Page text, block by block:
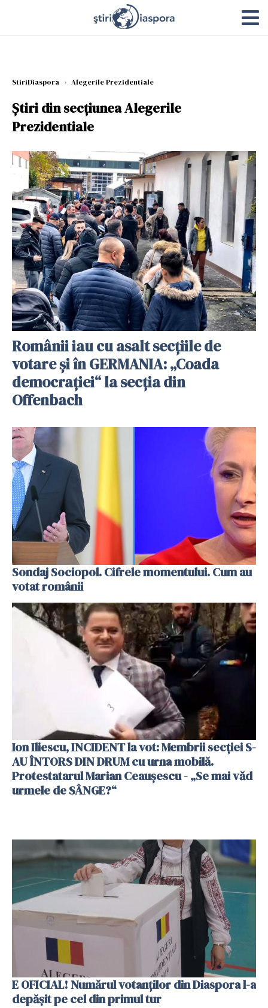
StiriDiaspora › Alegerile Prezidentiale
Știri din secțiunea Alegerile
Prezidentiale
Românii iau cu asalt secțiile de
votare și în GERMANIA: „Coada
democrației“ la secția din
Offenbach
Sondaj Sociopol. Cifrele momentului. Cum au
votat românii
Ion Iliescu, INCIDENT la vot: Membrii secției S-
AU ÎNTORS DIN DRUM cu urna mobilă.
Protestatarul Marian Ceaușescu - „Se mai văd
urmele de SÂNGE?“
E OFICIAL! Numărul votanților din Diaspora l-a
depășit pe cel din primul tur